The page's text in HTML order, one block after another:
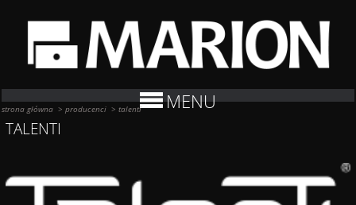
MENU
strona główna >producenci >talenti
TALENTI